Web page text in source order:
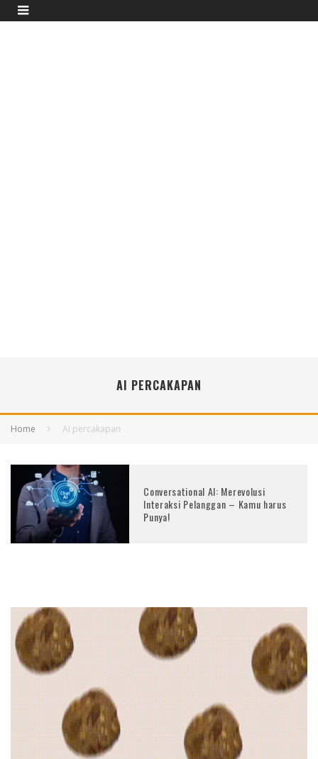
AI PERCAKAPAN
Home AI percakapan
Conversational AI: Merevolusi
Interaksi Pelanggan – Kamu harus
Punya!